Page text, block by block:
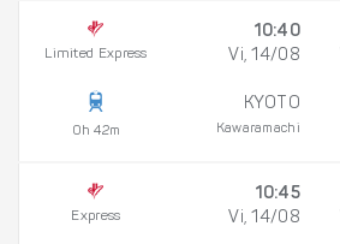
Limited Express
0h 42m
10:40
Vi, 14/08
KYOTO
Kawaramachi
Express
10:45
Vi, 14/08